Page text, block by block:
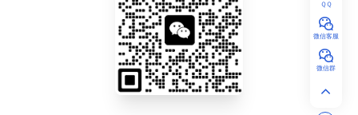
ＱＱ
微信客服
微信群